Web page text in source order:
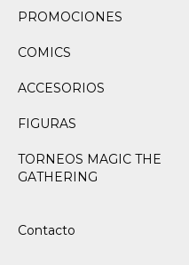
PROMOCIONES
COMICS
ACCESORIOS
FIGURAS
TORNEOS MAGIC THE
GATHERING
Contacto